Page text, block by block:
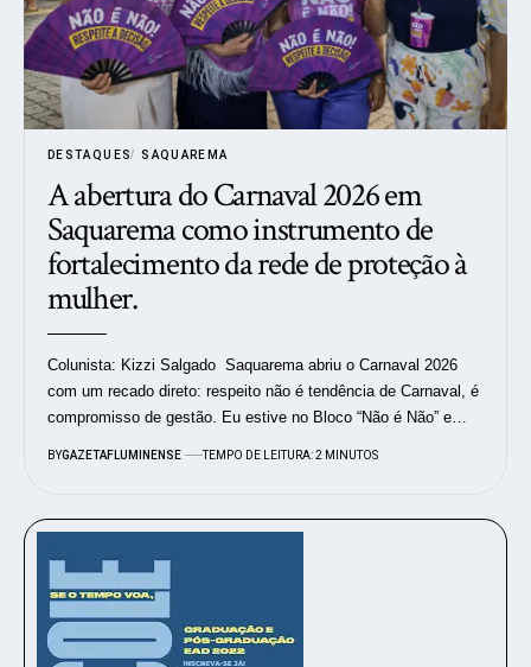
DESTAQUES SAQUAREMA
A abertura do Carnaval 2026 em
Saquarema como instrumento de
fortalecimento da rede de proteção à
mulher.
Colunista: Kizzi Salgado Saquarema abriu o Carnaval 2026
com um recado direto: respeito não é tendência de Carnaval, é
compromisso de gestão. Eu estive no Bloco “Não é Não” e…
BYGAZETAFLUMINENSE TEMPO DE LEITURA: 2 MINUTOS